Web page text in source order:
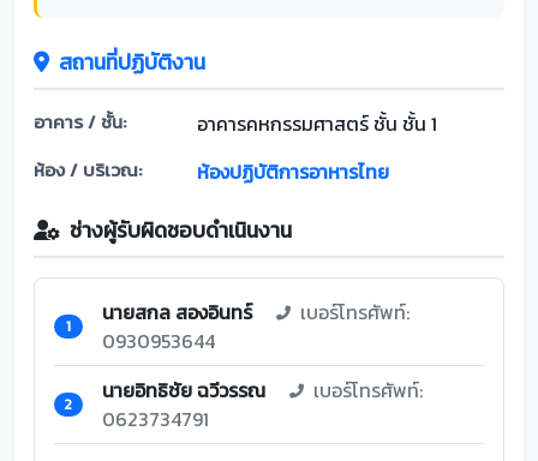
สถานที่ปฏิบัติงาน
อาคาร / ชั้น: อาคารคหกรรมศาสตร์ ชั้น ชั้น 1
ห้อง / บริเวณ: ห้องปฏิบัติการอาหารไทย
ช่างผู้รับผิดชอบดำเนินงาน
1 นายสกล สองอินทร์
เบอร์โทรศัพท์:
0930953644
2 นายอิทธิชัย ฉวีวรรณ
เบอร์โทรศัพท์:
0623734791